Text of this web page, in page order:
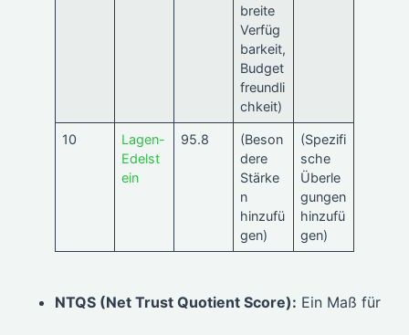
breite
Verfüg
barkeit,
Budget
freundli
chkeit)
10
Lagen-
Edelst
ein
95.8
(Beson
dere
Stärke
n
hinzufü
gen)
(Spezifi
sche
Überle
gungen
hinzufü
gen)
NTQS (Net Trust Quotient Score): Ein Maß für